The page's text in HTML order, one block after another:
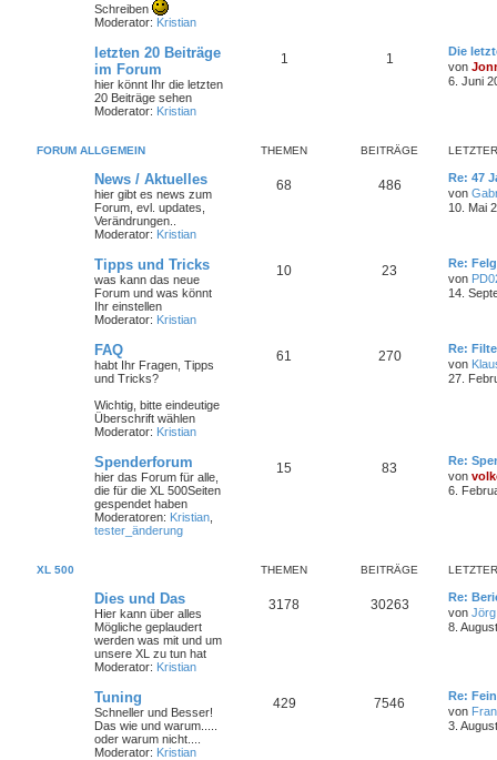
Schreiben
Moderator: Kristian
letzten 20 Beiträge
im Forum
hier könnt Ihr die letzten
20 Beiträge sehen
Moderator: Kristian
1 1
Die
von
6. Juni
FORUM ALLGEMEIN THEMEN BEITRÄGE
News / Aktuelles
hier gibt es news zum
Forum, evl. updates,
Verändrungen..
Moderator: Kristian
68 486
Re: 47
von
10. Mai
Tipps und Tricks
was kann das neue
Forum und was könnt
Ihr einstellen
Moderator: Kristian
10 23
Re:
von
14.
FAQ
habt Ihr Fragen, Tipps
und Tricks?
Wichtig, bitte eindeutige
Überschrift wählen
Moderator: Kristian
61 270
Re:
von
27.
Spenderforum
hier das Forum für alle,
die für die XL 500Seiten
gespendet haben
Moderatoren: Kristian
tester_änderung
15 83
Re:
von
6.
XL 500 THEMEN BEITRÄGE
Dies und Das
Hier kann über alles
Mögliche geplaudert
werden was mit und um
unsere XL zu tun hat
Moderator: Kristian
3178 30263
Re:
von Jörg
8.
Tuning
Schneller und Besser!
Das wie und warum.....
oder warum nicht....
Moderator: Kristian
429 7546
Re:
von
3.